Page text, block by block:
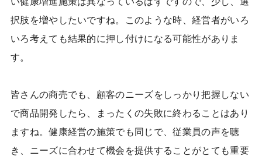
択肢を増やしたいですね。このような時、経営者がいろ
いろ考えても結果的に押し付けになる可能性がありま
す。
皆さんの商売でも、顧客のニーズをしっかり把握しない
で商品開発したら、まったくの失敗に終わることはあり
ますね。健康経営の施策でも同じで、従業員の声を聴
き、ニーズに合わせて機会を提供することがとても重要